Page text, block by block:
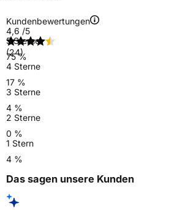
Kundenbewertungen
4,6 /5
(24)
5 Sterne
75 %
4 Sterne
17 %
3 Sterne
4 %
2 Sterne
0 %
1 Stern
4 %
Das sagen unsere Kunden